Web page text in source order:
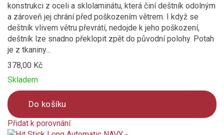
konstrukci z oceli a sklolaminátu, která činí deštník odolným
a zároveň jej chrání před poškozením větrem. I když se
deštník vlivem větru převrátí, nedojde k jeho poškození,
deštník lze snadno překlopit zpět do původní polohy. Potah
je z tkaniny...
378,00 Kč
Skladem
Do košíku
Přidat k porovnání